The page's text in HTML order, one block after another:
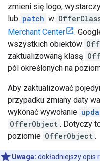
zmieni się logo,
lub patch w
Merchant Center
.
wszystkich obiektów
zaktualizowaną klasą
pól określonych na
Aby zaktualizować
przypadku zmiany daty
wykonać wywołanie
OfferObject . Dotyczy
poziomie OfferObject .
Uwaga: dokładniejszy opis